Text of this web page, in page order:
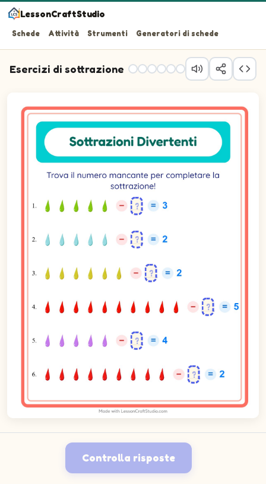
LessonCraftStudio
Schede Attività Strumenti Generatori di schede
Esercizi di sottrazione
Domanda 2: 5 meno spazio vuoto uguale 2.
Domanda 3: 6 meno spazio vuoto uguale 2.
Domanda 4: 10 meno spazio vuoto uguale 5.
Domanda 5: 5 meno spazio vuoto uguale 4.
Domanda 6: 9 meno spazio vuoto uguale 2.
Controlla risposte